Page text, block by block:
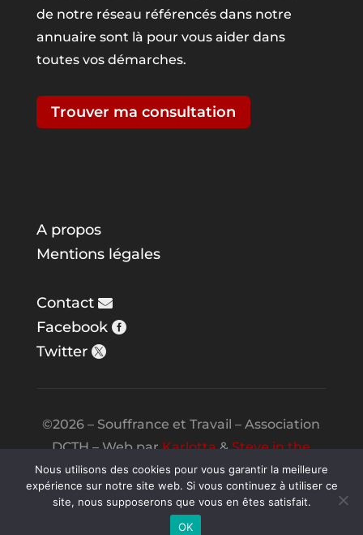
de notre réseau référencés dans notre
annuaire sont là pour vous aider dans
toutes vos démarches.
Trouver ma consultation
A propos
Mentions légales
Contact
Facebook
Twitter
©2026 – Souffrance et Travail – Association
DCTH – Web parKarlotta&Steve in the
Night
Nous utilisons des cookies pour vous garantir la meilleure
expérience sur notre site web. Si vous continuez à utiliser ce
site, nous supposerons que vous en êtes satisfait.
OK